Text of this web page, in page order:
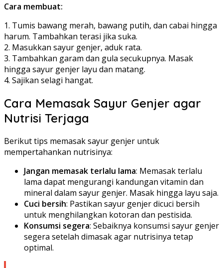
Cara membuat:
1. Tumis bawang merah, bawang putih, dan cabai hingga
harum. Tambahkan terasi jika suka.
2. Masukkan sayur genjer, aduk rata.
3. Tambahkan garam dan gula secukupnya. Masak
hingga sayur genjer layu dan matang.
4. Sajikan selagi hangat.
Cara Memasak Sayur Genjer agar
Nutrisi Terjaga
Berikut tips memasak sayur genjer untuk
mempertahankan nutrisinya:
Jangan memasak terlalu lama: Memasak terlalu
lama dapat mengurangi kandungan vitamin dan
mineral dalam sayur genjer. Masak hingga layu saja.
Cuci bersih: Pastikan sayur genjer dicuci bersih
untuk menghilangkan kotoran dan pestisida.
Konsumsi segera: Sebaiknya konsumsi sayur genjer
segera setelah dimasak agar nutrisinya tetap
optimal.